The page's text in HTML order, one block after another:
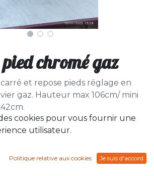
chromé gaz
et repose pieds réglage en
gaz. Hauteur max 106cm/ mini
cookies pour vous fournir une
utilisateur.
Politique relative aux cookies Je suis d'accord